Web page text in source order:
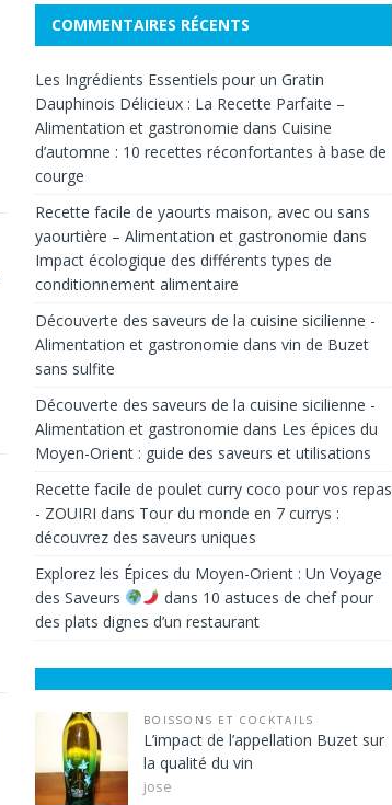
COMMENTAIRES RÉCENTS
Les Ingrédients Essentiels pour un Gratin
Dauphinois Délicieux : La Recette Parfaite –
Alimentation et gastronomie dans Cuisine
d’automne : 10 recettes réconfortantes à base de
courge
Recette facile de yaourts maison, avec ou sans
yaourtière – Alimentation et gastronomie dans
Impact écologique des différents types de
conditionnement alimentaire
Découverte des saveurs de la cuisine sicilienne -
Alimentation et gastronomie dans vin de Buzet
sans sulfite
Découverte des saveurs de la cuisine sicilienne -
Alimentation et gastronomie dans Les épices du
Moyen-Orient : guide des saveurs et utilisations
Recette facile de poulet curry coco pour vos repas
- ZOUIRI dans Tour du monde en 7 currys :
découvrez des saveurs uniques
Explorez les Épices du Moyen-Orient : Un Voyage
des Saveurs
dans 10 astuces de chef pour
des plats dignes d’un restaurant
BOISSONS ET COCKTAILS
L’impact de l’appellation Buzet sur
la qualité du vin
jose